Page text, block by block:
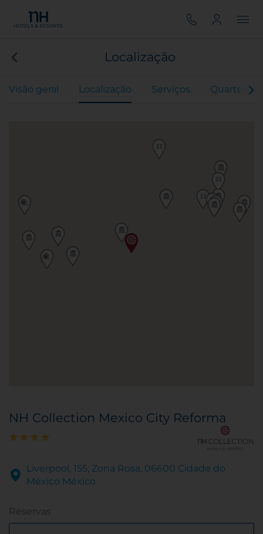
Localização
Visão geral Localização Serviços Quartos
NH Collection Mexico City Reforma
Liverpool, 155; Zona Rosa, 06600 Cidade do
México México
Reservas